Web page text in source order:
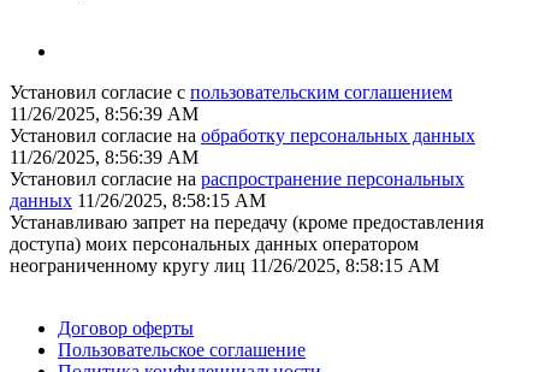
Установил согласие с пользовательским соглашением
11/26/2025, 8:56:39 AM
Установил согласие на обработку персональных данных
11/26/2025, 8:56:39 AM
Установил согласие на распространение персональных
данных 11/26/2025, 8:58:15 AM
Устанавливаю запрет на передачу (кроме предоставления
доступа) моих персональных данных оператором
неограниченному кругу лиц 11/26/2025, 8:58:15 AM
Договор оферты
Пользовательское соглашение